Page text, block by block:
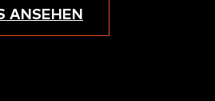
ANSEHEN